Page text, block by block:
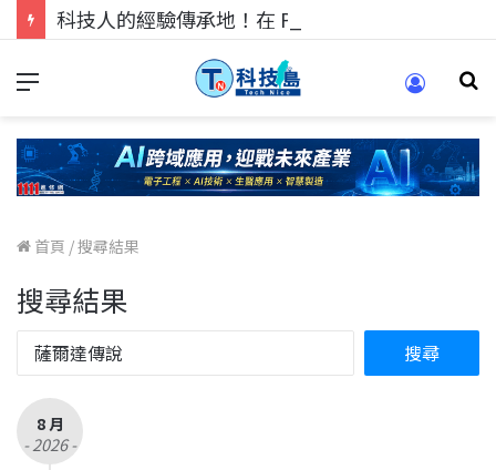
首頁 /搜尋結果
搜尋結果
8 月
- 2026 -